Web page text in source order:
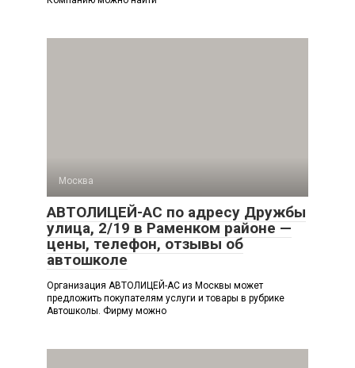
Москва
АВТОЛИЦЕЙ-АС по адресу Дружбы
улица, 2/19 в Раменком районе —
цены, телефон, отзывы об
автошколе
Организация АВТОЛИЦЕЙ-АС из Москвы может
предложить покупателям услуги и товары в рубрике
Автошколы. Фирму можно